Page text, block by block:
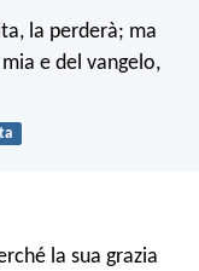
la perderà; ma
e del vangelo,
la sua grazia